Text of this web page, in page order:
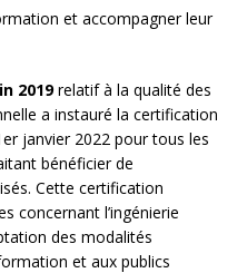
et accompagner leur
2019relatif à la qualité des
a instauré la certification
janvier 2022 pour tous les
bénéficier de
Cette certification
concernant l’ingénierie
des modalités
et aux publics